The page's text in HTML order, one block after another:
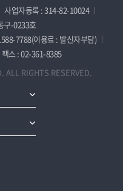
사업자등록 : 314-82-10024
구-0233호
7788(이용료 : 발신자부담)
팩스 : 02-361-8385
RIGHTS RESERVED.